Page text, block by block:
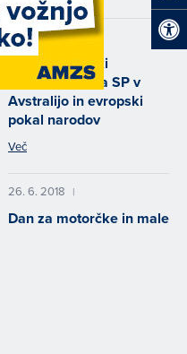
14. 8. 2018 |
Mladi slovenski
motokrosisti na SP v
Avstralijo in evropski
pokal narodov
Več
26. 6. 2018 |
Dan za motorčke in male